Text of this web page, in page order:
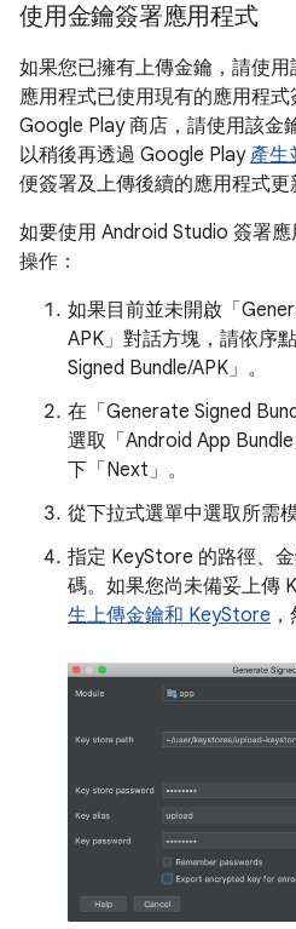
使用金鑰簽署應用程式
如果您已擁有上傳金鑰，請使
應用程式已使用現有的應用程
Google Play 商店，請使用該金
以稍後再透過 Google Play產生
便簽署及上傳後續的應用程式更
如要使用 Android Studio 簽署
操作：
如果目前並未開啟「
APK」 對話方塊，請依序
Signed Bundle/APK」 。
在「Generate Signed
選取「Android App Bundle
下「Next」 。
從下拉式選單中選取所需模
指定 KeyStore 的路徑、
碼。如果您尚未備妥上傳
生上傳金鑰和 KeyStore